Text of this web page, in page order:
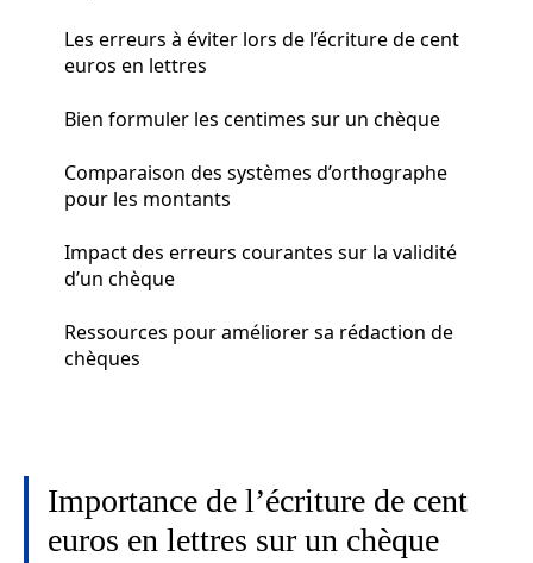
Les erreurs à éviter lors de l’écriture de cent
euros en lettres
Bien formuler les centimes sur un chèque
Comparaison des systèmes d’orthographe
pour les montants
Impact des erreurs courantes sur la validité
d’un chèque
Ressources pour améliorer sa rédaction de
chèques
Importance de l’écriture de cent
euros en lettres sur un chèque